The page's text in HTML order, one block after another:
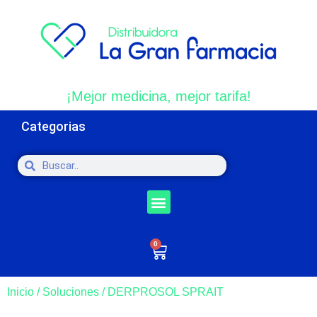
¡Mejor medicina, mejor tarifa!
Categorias
0
Inicio / Soluciones / DERPROSOL SPRAIT